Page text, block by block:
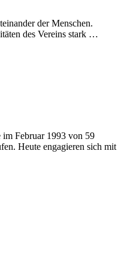
der Menschen.
des Vereins stark …
im Februar 1993 von 59
Heute engagieren sich mit